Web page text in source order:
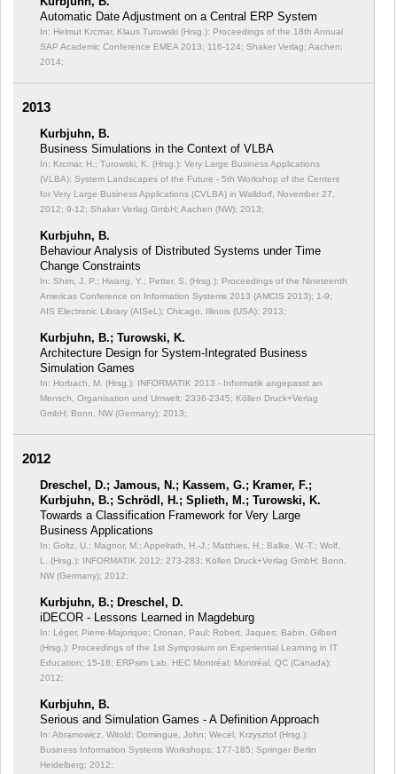
Automatic Date Adjustment on a Central ERP System
In: Helmut Krcmar, Klaus Turowski (Hrsg.): Proceedings of the 18th Annual
SAP Academic Conference EMEA 2013; 116-124; Shaker Verlag; Aachen;
2014;
2013
Kurbjuhn, B.
Business Simulations in the Context of VLBA
In: Krcmar, H.; Turowski, K. (Hrsg.): Very Large Business Applications
(VLBA): System Landscapes of the Future - 5th Workshop of the Centers
for Very Large Business Applications (CVLBA) in Walldorf, November 27,
2012; 9-12; Shaker Verlag GmbH; Aachen (NW); 2013;
Kurbjuhn, B.
Behaviour Analysis of Distributed Systems under Time
Change Constraints
In: Shim, J. P.; Hwang, Y.; Petter, S. (Hrsg.): Proceedings of the Nineteenth
Americas Conference on Information Systems 2013 (AMCIS 2013); 1-9;
AIS Electronic Library (AISeL); Chicago, Illinois (USA); 2013;
Kurbjuhn, B.; Turowski, K.
Architecture Design for System-Integrated Business
Simulation Games
In: Horbach, M. (Hrsg.): INFORMATIK 2013 - Informatik angepasst an
Mensch, Organisation und Umwelt; 2336-2345; Köllen Druck+Verlag
GmbH; Bonn, NW (Germany); 2013;
2012
Dreschel, D.; Jamous, N.; Kassem, G.; Kramer, F.;
Kurbjuhn, B.; Schrödl, H.; Splieth, M.; Turowski, K.
Towards a Classification Framework for Very Large
Business Applications
In: Goltz, U.; Magnor, M.; Appelrath, H.-J.; Matthies, H.; Balke, W.-T.; Wolf,
L. (Hrsg.): INFORMATIK 2012; 273-283; Köllen Druck+Verlag GmbH; Bonn,
NW (Germany); 2012;
Kurbjuhn, B.; Dreschel, D.
iDECOR - Lessons Learned in Magdeburg
In: Léger, Pierre-Majorique; Cronan, Paul; Robert, Jaques; Babin, Gilbert
(Hrsg.): Proceedings of the 1st Symposium on Experiential Learning in IT
Education; 15-18; ERPsim Lab, HEC Montréal; Montréal, QC (Canada);
2012;
Kurbjuhn, B.
Serious and Simulation Games - A Definition Approach
In: Abramowicz, Witold; Domingue, John; Wecel, Krzysztof (Hrsg.):
Business Information Systems Workshops; 177-185; Springer Berlin
Heidelberg; 2012;